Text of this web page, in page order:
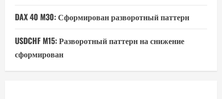
DAX 40 M30: Сформирован разворотный паттерн
USDCHF M15: Разворотный паттерн на снижение
сформирован